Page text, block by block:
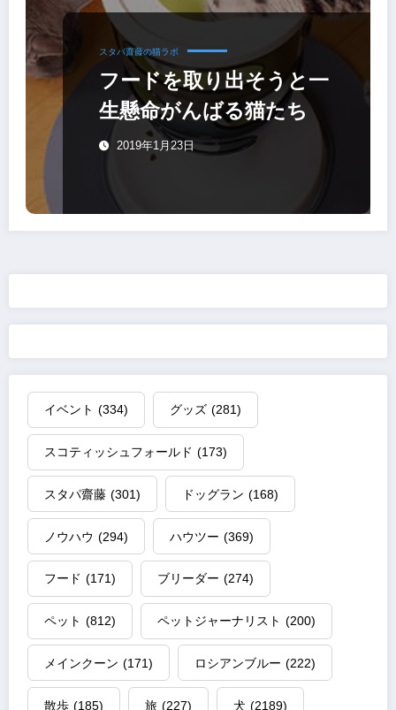
スタパ齋藤の猫ラボ
フードを取り出そうと一
生懸命がんばる猫たち
2019年1月23日
イベント (334) グッズ (281)
スコティッシュフォールド (173)
スタパ齋藤 (301) ドッグラン (168)
ノウハウ (294) ハウツー (369)
フード (171) ブリーダー (274)
ペット (812) ペットジャーナリスト (200)
メインクーン (171) ロシアンブルー (222)
散歩 (185) 旅 (227) 犬 (2189)